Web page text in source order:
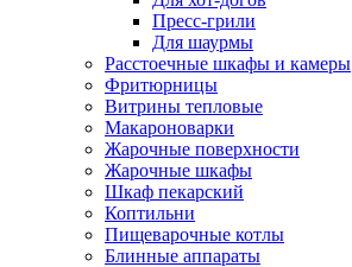
Пресс-грили
Для шаурмы
Расстоечные шкафы и камеры
Фритюрницы
Витрины тепловые
Макароноварки
Жарочные поверхности
Жарочные шкафы
Шкаф пекарский
Коптильни
Пищеварочные котлы
Блинные аппараты